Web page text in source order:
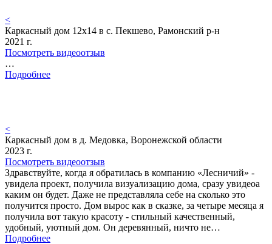
<
Каркасный дом 12х14 в с. Пекшево, Рамонский р-н
2021 г.
Посмотреть видеоотзыв
…
Подробнее
<
Каркасный дом в д. Медовка, Воронежской области
2023 г.
Посмотреть видеоотзыв
Здравствуйте, когда я обратилась в компанию «Лесничий» -
увидела проект, получила визуализацию дома, сразу увидеоа
каким он будет. Даже не представляла себе на сколько это
получится просто. Дом вырос как в сказке, за четыре месяца я
получила вот такую красоту - стильный качественный,
удобный, уютный дом. Он деревянный, ничто не…
Подробнее